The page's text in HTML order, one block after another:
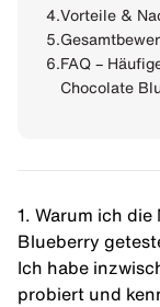
4.Vorteile &
5.
6. FAQ –
Chocolate
1. Warum ich
Blueberry
Ich habe
probiert und